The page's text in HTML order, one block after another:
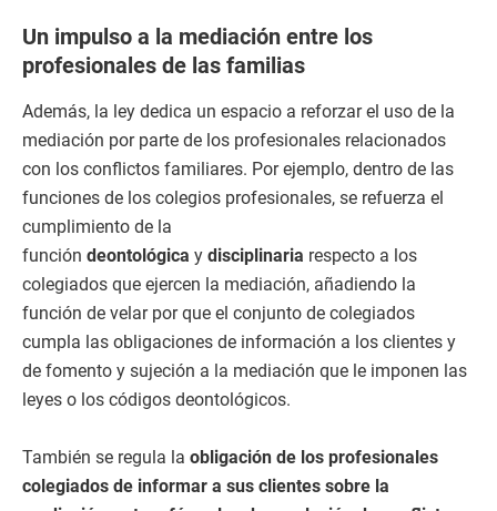
Un impulso a la mediación entre los
profesionales de las familias
Además, la ley dedica un espacio a reforzar el uso de la
mediación por parte de los profesionales relacionados
con los conflictos familiares. Por ejemplo, dentro de las
funciones de los colegios profesionales, se refuerza el
cumplimiento de la
función deontológica y disciplinaria respecto a los
colegiados que ejercen la mediación, añadiendo la
función de velar por que el conjunto de colegiados
cumpla las obligaciones de información a los clientes y
de fomento y sujeción a la mediación que le imponen las
leyes o los códigos deontológicos.
También se regula la obligación de los profesionales
colegiados de informar a sus clientes sobre la